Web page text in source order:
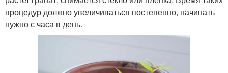
процедур должно увеличиваться постепенно, начинать
нужно с часа в день.